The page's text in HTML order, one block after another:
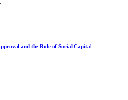
and the Role of Social Capital